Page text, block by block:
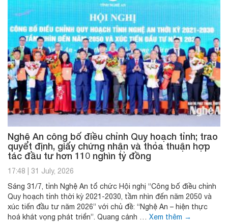
Nghệ An công bố điều chỉnh Quy hoạch tỉnh; trao
quyết định, giấy chứng nhận và thỏa thuận hợp
tác đầu tư hơn 110 nghìn tỷ đồng
17:48
31 July, 2026
Sáng 31/7, tỉnh Nghệ An tổ chức Hội nghị “Công bố điều chỉnh
Quy hoạch tỉnh thời kỳ 2021-2030, tầm nhìn đến năm 2050 và
xúc tiến đầu tư năm 2026” với chủ đề: “Nghệ An – hiện thực
hoá khát vọng phát triển”. Quang cảnh … Xem thêm →